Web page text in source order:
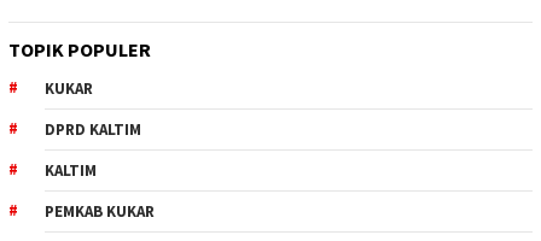
TOPIK POPULER
KUKAR
DPRD KALTIM
KALTIM
PEMKAB KUKAR